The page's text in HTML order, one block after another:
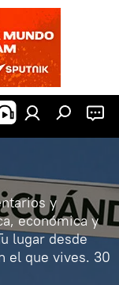
y
económica y
lugar desde
el que vives. 30